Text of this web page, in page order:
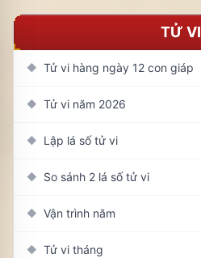
TỬ VI
◆ Tử vi hàng ngày 12 con giáp
◆ Tử vi năm 2026
◆ Lập lá số tử vi
◆ So sánh 2 lá số tử vi
◆ Vận trình năm
◆ Tử vi tháng